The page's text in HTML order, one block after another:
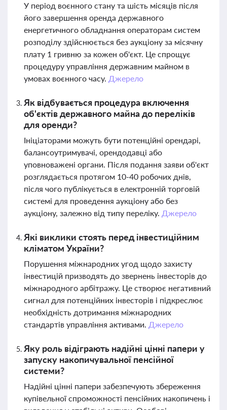
У період воєнного стану та шість місяців після
його завершення оренда державного
енергетичного обладнання операторам систем
розподілу здійснюється без аукціону за місячну
плату 1 гривню за кожен об'єкт. Це спрощує
процедуру управління державним майном в
умовах воєнного часу. Джерело
Як відбувається процедура включення
об'єктів державного майна до переліків
для оренди?
Ініціаторами можуть бути потенційні орендарі,
балансоутримувачі, орендодавці або
уповноважені органи. Після подання заяви об'єкт
розглядається протягом 10-40 робочих днів,
після чого публікується в електронній торговій
системі для проведення аукціону або без
аукціону, залежно від типу переліку. Джерело
Які виклики стоять перед інвестиційним
кліматом України?
Порушення міжнародних угод щодо захисту
інвестицій призводять до звернень інвесторів до
міжнародного арбітражу. Це створює негативний
сигнал для потенційних інвесторів і підкреслює
необхідність дотримання міжнародних
стандартів управління активами. Джерело
Яку роль відіграють надійні цінні папери у
запуску накопичувальної пенсійної
системи?
Надійні цінні папери забезпечують збереження
купівельної спроможності пенсійних накопичень і